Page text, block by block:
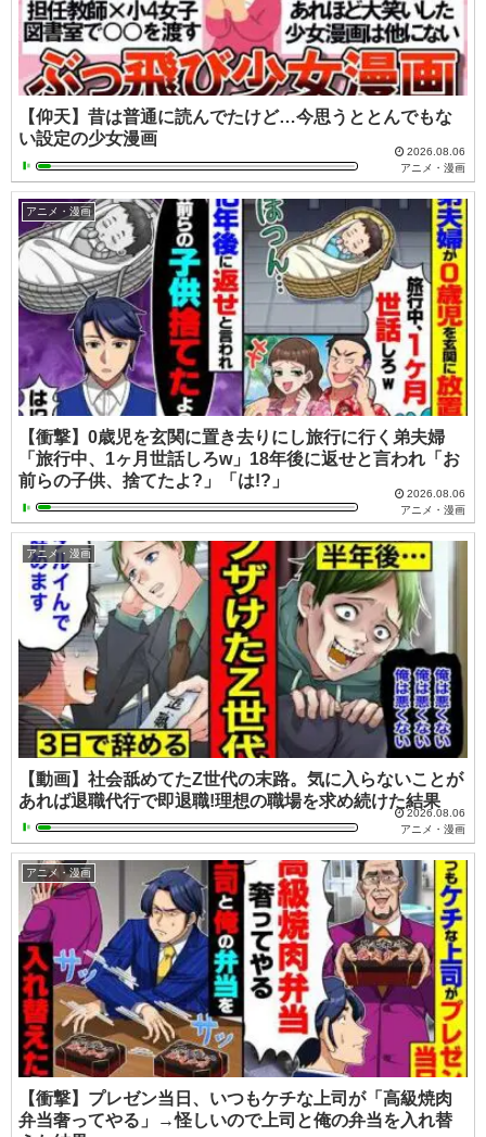
【仰天】昔は普通に読んでたけど…今思うととんでもな
い設定の少女漫画
2026.08.06
アニメ・漫画
アニメ・漫画
【衝撃】0歳児を玄関に置き去りにし旅行に行く弟夫婦
「旅行中、1ヶ月世話しろw」18年後に返せと言われ「お
前らの子供、捨てたよ?」「は!?」
2026.08.06
アニメ・漫画
アニメ・漫画
【動画】社会舐めてたZ世代の末路。気に入らないことが
あれば退職代行で即退職!理想の職場を求め続けた結果
2026.08.06
アニメ・漫画
アニメ・漫画
【衝撃】プレゼン当日、いつもケチな上司が「高級焼肉
弁当奢ってやる」→怪しいので上司と俺の弁当を入れ替